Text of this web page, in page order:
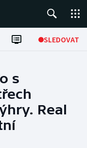
SLEDOVAT
s
Real